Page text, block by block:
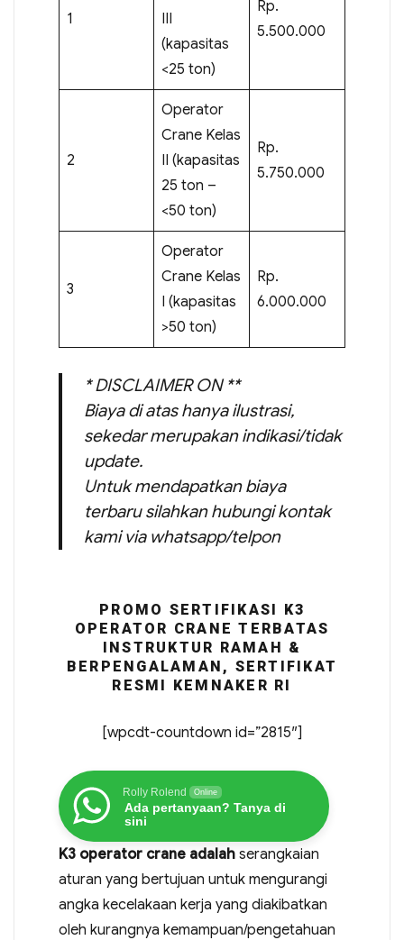
1
III
(kapasitas
<25 ton)
Rp.
5.500.000
2
Operator
Crane Kelas
II (kapasitas
25 ton –
<50 ton)
Rp.
5.750.000
3
Operator
Crane Kelas
I (kapasitas
>50 ton)
Rp.
6.000.000
* DISCLAIMER ON **
Biaya di atas hanya ilustrasi,
sekedar merupakan indikasi/tidak
update.
Untuk mendapatkan biaya
terbaru silahkan hubungi kontak
kami via whatsapp/telpon
PROMO SERTIFIKASI K3
OPERATOR CRANE TERBATAS
INSTRUKTUR RAMAH &
BERPENGALAMAN, SERTIFIKAT
RESMI KEMNAKER RI
[wpcdt-countdown id=”2815″]
Rolly Rolend Online
Ada pertanyaan? Tanya di
sini
K3 operator crane adalahserangkaian
aturan yang bertujuan untuk mengurangi
angka kecelakaan kerja yang diakibatkan
oleh kurangnya kemampuan/pengetahuan